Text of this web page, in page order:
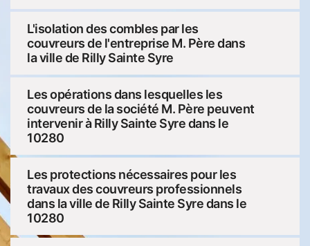
L'isolation des combles par les
couvreurs de l'entreprise M. Père dans
la ville de Rilly Sainte Syre
Les opérations dans lesquelles les
couvreurs de la société M. Père peuvent
intervenir à Rilly Sainte Syre dans le
10280
Les protections nécessaires pour les
travaux des couvreurs professionnels
dans la ville de Rilly Sainte Syre dans le
10280